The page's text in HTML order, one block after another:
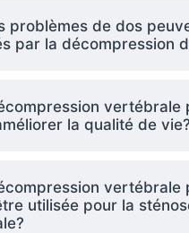
problèmes de dos
par la décompression
vertébrale
la qualité de vie?
vertébrale
utilisée pour la